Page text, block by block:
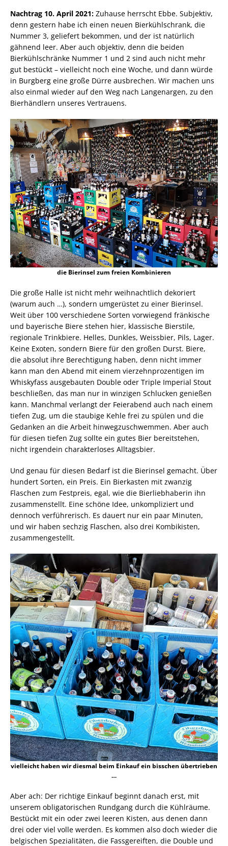
Nachtrag 10. April 2021: Zuhause herrscht Ebbe. Subjektiv,
denn gestern habe ich einen neuen Bierkühlschrank, die
Nummer 3, geliefert bekommen, und der ist natürlich
gähnend leer. Aber auch objektiv, denn die beiden
Bierkühlschränke Nummer 1 und 2 sind auch nicht mehr
gut bestückt – vielleicht noch eine Woche, und dann würde
in Burgberg eine große Dürre ausbrechen. Wir machen uns
also einmal wieder auf den Weg nach Langenargen, zu den
Bierhändlern unseres Vertrauens.
die Bierinsel zum freien Kombinieren
Die große Halle ist nicht mehr weihnachtlich dekoriert
(warum auch …), sondern umgerüstet zu einer Bierinsel.
Weit über 100 verschiedene Sorten vorwiegend fränkische
und bayerische Biere stehen hier, klassische Bierstile,
regionale Trinkbiere. Helles, Dunkles, Weissbier, Pils, Lager.
Keine Exoten, sondern Biere für den großen Durst. Biere,
die absolut ihre Berechtigung haben, denn nicht immer
kann man den Abend mit einem vierzehnprozentigen im
Whiskyfass ausgebauten Double oder Triple Imperial Stout
beschließen, das man nur in winzigen Schlucken genießen
kann. Manchmal verlangt der Feierabend auch nach einem
tiefen Zug, um die staubige Kehle frei zu spülen und die
Gedanken an die Arbeit hinwegzuschwemmen. Aber auch
für diesen tiefen Zug sollte ein gutes Bier bereitstehen,
nicht irgendein charakterloses Alltagsbier.
Und genau für diesen Bedarf ist die Bierinsel gemacht. Über
hundert Sorten, ein Preis. Ein Bierkasten mit zwanzig
Flaschen zum Festpreis, egal, wie die Bierliebhaberin ihn
zusammenstellt. Eine schöne Idee, unkompliziert und
dennoch verführerisch. Es dauert nur ein paar Minuten,
und wir haben sechzig Flaschen, also drei Kombikisten,
zusammengestellt.
vielleicht haben wir diesmal beim Einkauf ein bisschen übertrieben
…
Aber ach: Der richtige Einkauf beginnt danach erst, mit
unserem obligatorischen Rundgang durch die Kühlräume.
Bestückt mit ein oder zwei leeren Kisten, aus denen dann
drei oder viel volle werden. Es kommen also doch wieder die
belgischen Spezialitäten, die Fassgereiften, die Double und